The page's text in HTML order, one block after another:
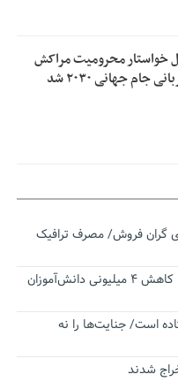
خواستار محرومیت مراکش
جام جهانی ۲۰۳۰ شد
گران فروش/ مصرف ترافیک
زنگ خطر جمعیتی در آموزش و پرورش؛ کاهش ۴ میلیونی دانش‌آموزان
است/ جنایت‌ها را نه